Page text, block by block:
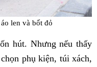
len và bốt đỏ
hút. Nhưng nếu thấy
phụ kiện, túi xách,